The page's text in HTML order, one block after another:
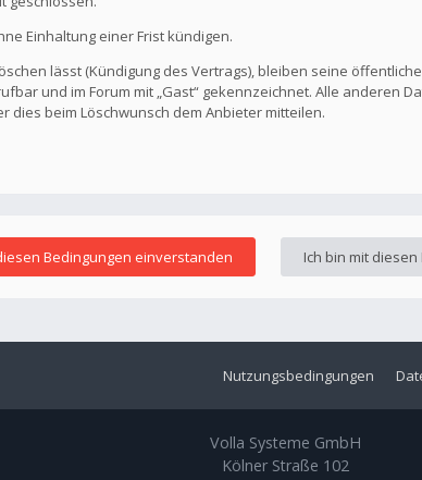
Einhaltung einer Frist kündigen.
lässt (Kündigung des Vertrags), bleiben seine
und im Forum mit „Gast“ gekennzeichnet. Alle anderen
dies beim Löschwunsch dem Anbieter mitteilen.
Nutzungsbedingungen
Volla Systeme GmbH
Kölner Straße 102